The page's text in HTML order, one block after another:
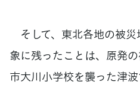
そして、東北各地の被
象に残ったことは、原発
市大川小学校を襲った津